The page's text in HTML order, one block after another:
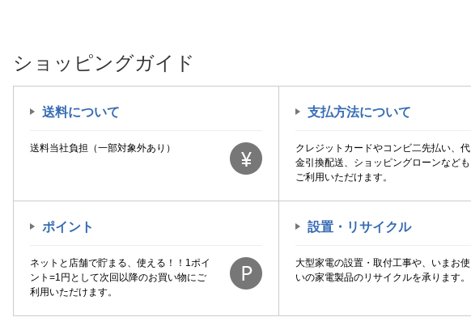
ショッピングガイド
送料について
送料当社負担（一部対象外あり）
支払方法について
クレジットカードやコンビ二先払い、代
金引換配送、ショッピングローンなども
ご利用いただけます。
ポイント
ネットと店舗で貯まる、使える！！1ポイ
ント=1円として次回以降のお買い物にご
利用いただけます。
設置・リサイクル
大型家電の設置・取付工事や、いまお使
いの家電製品のリサイクルを承ります。